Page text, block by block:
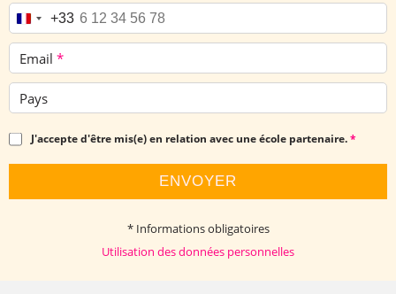
Téléphone *
+33
Email *
Pays
J'accepte d'être mis(e) en relation avec une école partenaire.*
ENVOYER
* Informations obligatoires
Utilisation des données personnelles